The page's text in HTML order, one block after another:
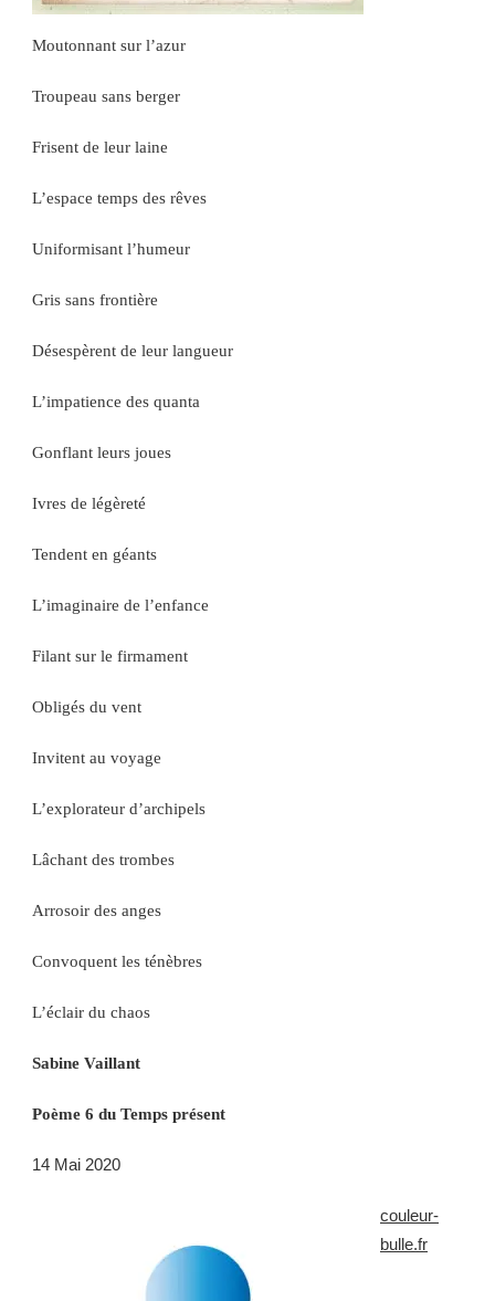
Moutonnant sur l’azur
Troupeau sans berger
Frisent de leur laine
L’espace temps des rêves
Uniformisant l’humeur
Gris sans frontière
Désespèrent de leur langueur
L’impatience des quanta
Gonflant leurs joues
Ivres de légèreté
Tendent en géants
L’imaginaire de l’enfance
Filant sur le firmament
Obligés du vent
Invitent au voyage
L’explorateur d’archipels
Lâchant des trombes
Arrosoir des anges
Convoquent les ténèbres
L’éclair du chaos
Sabine Vaillant
Poème 6 du Temps présent
14 Mai 2020
couleur-
bulle.fr